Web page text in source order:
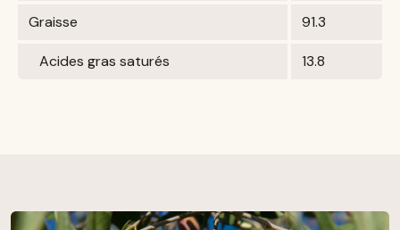
Graisse 91.3
Acides gras saturés 13.8